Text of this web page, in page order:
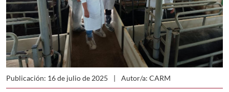
Publicación: 16 de julio de 2025 Autor/a: CARM